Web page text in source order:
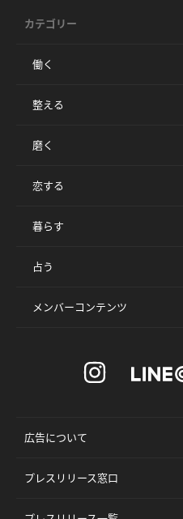
カテゴリー
働く
整える
磨く
恋する
暮らす
占う
メンバーコンテンツ
広告について
プレスリリース窓口